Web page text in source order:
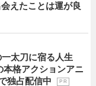
えたことは運が良
太刀に宿る人生
格アクションアニ
独占配信中
P R